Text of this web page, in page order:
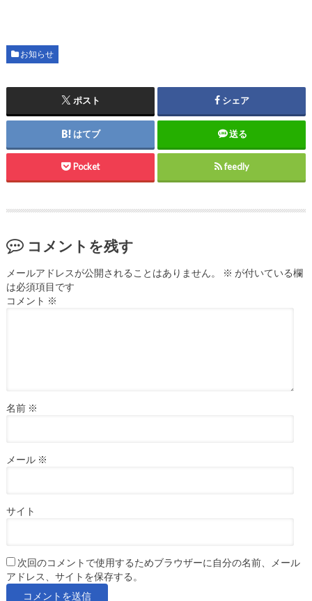
お知らせ
ポスト シェア
はてブ 送る
Pocket feedly
コメントを残す
メールアドレスが公開されることはありません。 ※ が付いている欄
は必須項目です
コメント ※
名前 ※
メール ※
サイト
次回のコメントで使用するためブラウザーに自分の名前、メール
アドレス、サイトを保存する。